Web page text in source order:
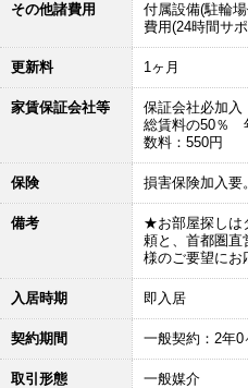
その他諸費用
付属設備(駐輪
費用(24時間サ
更新料 1ヶ月
家賃保証会社等
保証会社必加入
総賃料の50％
数料：550円
保険 損害保険加入要。
備考
★お部屋探しは
頼と、首都圏直
様のご要望にお
入居時期 即入居
契約期間 一般契約：2年0
取引形態 一般媒介